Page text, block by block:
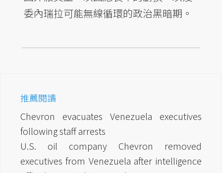
委內瑞拉可能無線循環的政治黑暗期。
推薦閱讀
Chevron evacuates Venezuela executives
following staff arrests
U.S. oil company Chevron removed
executives from Venezuela after intelligence